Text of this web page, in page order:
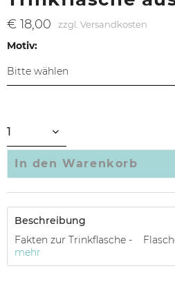
€ 18,00 zzgl. Versandkosten
Motiv:
In den Warenkorb
Beschreibung
Fakten zur Trinkflasche -
mehr